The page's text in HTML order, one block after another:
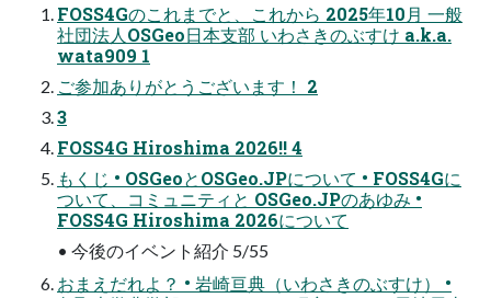
FOSS4Gのこれまでと、これから 2025年10月 一般
社団法人OSGeo日本支部 いわさきのぶすけ a.k.a.
wata909 1
ご参加ありがとうございます！ 2
3
FOSS4G Hiroshima 2026!! 4
もくじ • OSGeoとOSGeo.JPについて • FOSS4Gに
ついて、コミュニティと OSGeo.JPのあゆみ •
FOSS4G Hiroshima 2026について
• 今後のイベント紹介 5/55
おまえだれよ？ • 岩崎亘典（いわさきのぶすけ） •